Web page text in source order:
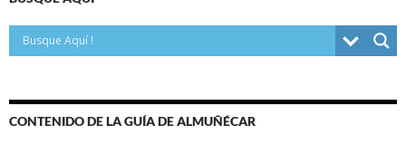
CONTENIDO DE LA GUÍA DE ALMUÑÉCAR